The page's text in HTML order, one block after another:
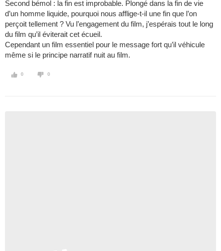
Second bémol : la fin est improbable. Plongé dans la fin de vie
d’un homme liquide, pourquoi nous afflige-t-il une fin que l’on
perçoit tellement ? Vu l’engagement du film, j’espérais tout le long
du film qu’il éviterait cet écueil.
Cependant un film essentiel pour le message fort qu’il véhicule
même si le principe narratif nuit au film.
0 0